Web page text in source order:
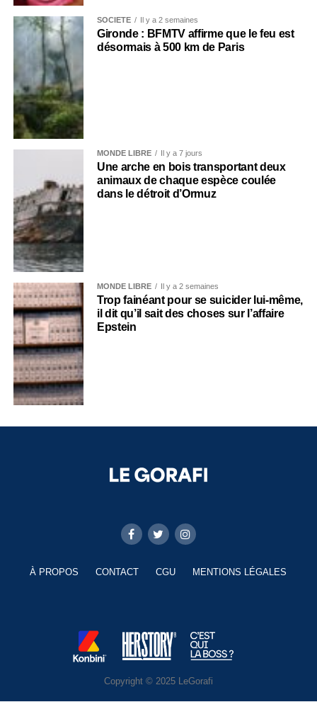
SOCIÉTÉ Il y a 2 semaines
Gironde : BFMTV affirme que le feu est
désormais à 500 km de Paris
MONDE LIBRE Il y a 7 jours
Une arche en bois transportant deux
animaux de chaque espèce coulée
dans le détroit d’Ormuz
MONDE LIBRE Il y a 2 semaines
Trop fainéant pour se suicider lui-même,
il dit qu’il sait des choses sur l’affaire
Epstein
À PROPOS CONTACT CGU MENTIONS LÉGALES
Copyright © 2025 LeGorafi